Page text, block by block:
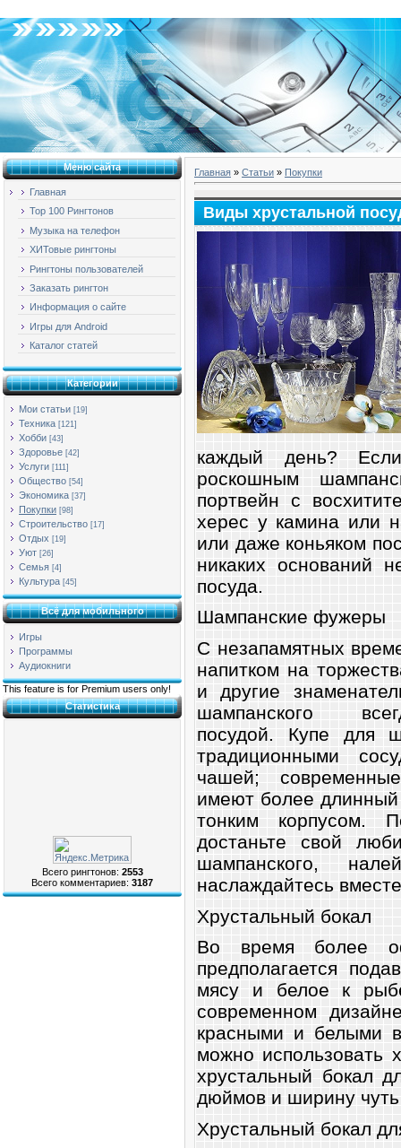
Меню сайта
Главная
Top 100 Рингтонов
Музыка на телефон
ХИТовые рингтоны
Рингтоны пользователей
Заказать рингтон
Информация о сайте
Игры для Android
Каталог статей
Категории
Мои статьи [19]
Техника [121]
Хобби [43]
Здоровье [42]
Услуги [111]
Общество [54]
Экономика [37]
Покупки [98]
Строительство [17]
Отдых [19]
Уют [26]
Семья [4]
Культура [45]
Всё для мобильного
Игры
Программы
Аудиокниги
This feature is for Premium users only!
Статистика
Всего рингтонов: 2553
Всего комментариев: 3187
Главная » Статьи » Покупки
Виды хрустальной
каждый день?
роскошным
портвейн с
херес у камина или
или даже коньяком
никаких оснований
посуда.
Шампанские фужеры
С незапамятных
напитком на
и другие
шампанского
посудой. Купе для
традиционными
чашей;
имеют более
тонким корпусом.
достаньте свой
шампанского,
наслаждайтесь
Хрустальный бокал
Во время более
предполагается
мясу и белое к
современном
красными и белыми
можно использовать
хрустальный бокал
дюймов и ширину
Хрустальный бокал